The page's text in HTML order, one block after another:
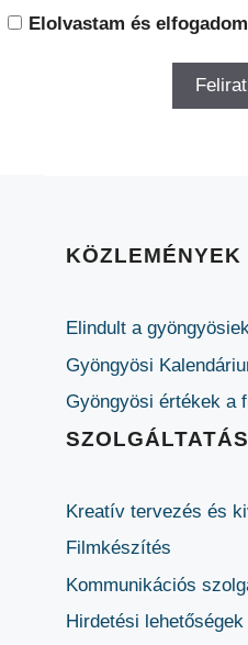
Elolvastam és
KÖZLEMÉNYEK
Elindult a
Gyöngyösi
Gyöngyösi értékek a
Kreatív tervezés és
Filmkészítés
Kommunikációs
Hirdetési lehetőségek